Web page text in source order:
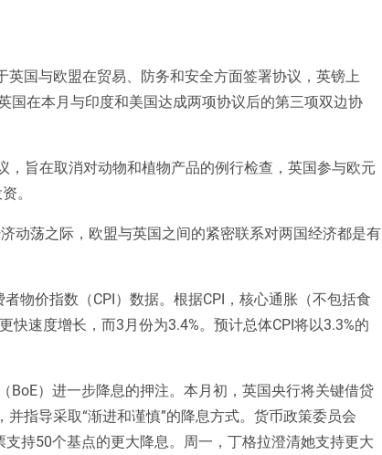
国与欧盟在贸易、防务和安全方面签署协议，英镑上
国在本月与印度和美国达成两项协议后的第三项双边协
旨在取消对动物和植物产品的例行检查，英国参与欧元
。
动荡之际，欧盟与英国之间的紧密联系对两国经济都是有
物价指数（CPI）数据。根据CPI，核心通胀（不包括食
速度增长，而3月份为3.4%。预计总体CPI将以3.3%的
）进一步降息的押注。本月初，英国央行将关键借贷
指导采取“渐进和谨慎”的降息方式。货币政策委员会
支持50个基点的更大降息。周一，丁格拉澄清她支持更大